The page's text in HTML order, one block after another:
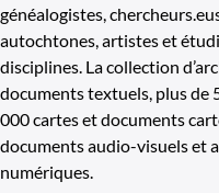
généalogistes,
autochtones, artistes et
disciplines. La collection
documents textuels, plus de
000 cartes et documents
documents audio-visuels et
numériques.